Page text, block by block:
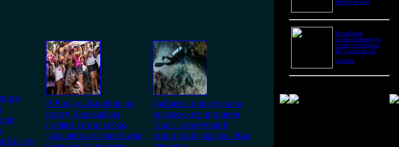
Си, по
В Рио-де-Жанейро по
порту Капакабана
гуляют сотни собак,
украшенных блестками,
Дайверы обнаружили
недалеко от островов
Тонга затонувший
пиратский корабль. Как
выборе кольца
Российский
балансировщик для
отказоустойчивых
ИТ-сервисов: как
оценить